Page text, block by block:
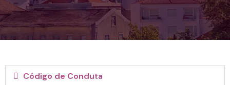
Código de Conduta